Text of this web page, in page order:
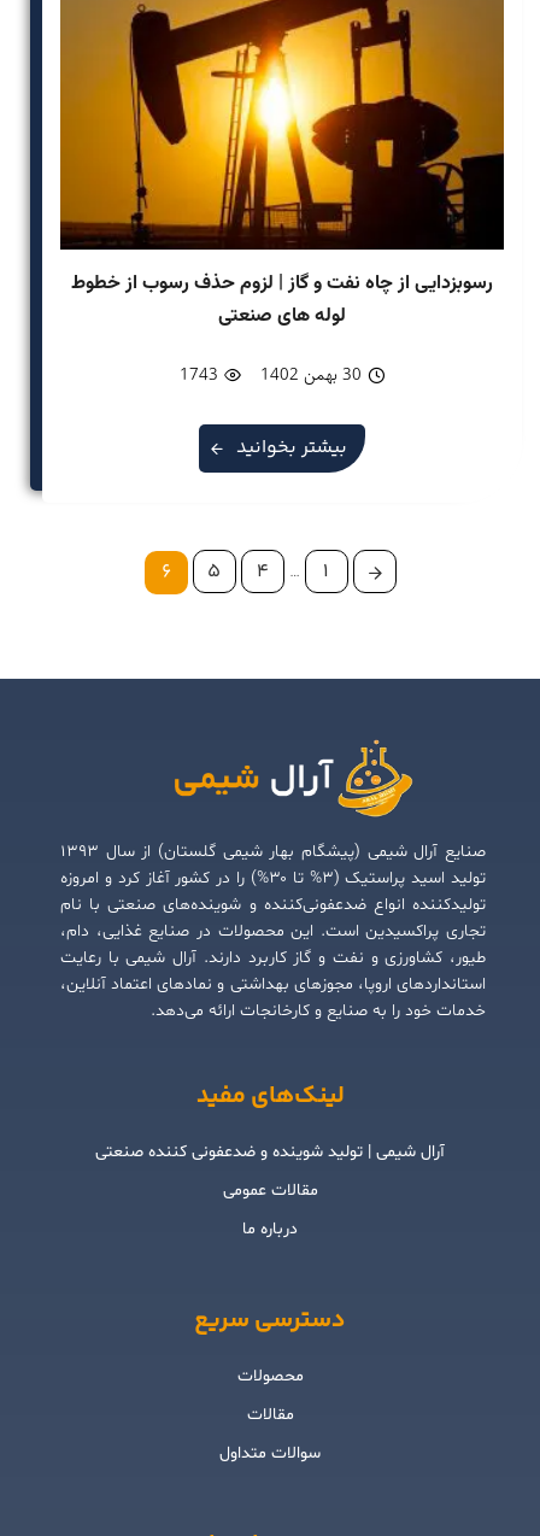
رسوبزدایی از چاه نفت و گاز | لزوم حذف رسوب از خطوط
لوله های صنعتی
30 بهمن 1402 1743
بیشتر بخوانید
1
…
4
5
6
صنایع آرال شیمی (پیشگام بهار شیمی گلستان) از سال ۱۳۹۳
تولید اسید پراستیک (۳% تا ۳۰%) را در کشور آغاز کرد و امروزه
تولیدکننده انواع ضدعفونی‌کننده و شوینده‌های صنعتی با نام
تجاری پراکسیدین است. این محصولات در صنایع غذایی، دام،
طیور، کشاورزی و نفت و گاز کاربرد دارند. آرال شیمی با رعایت
استانداردهای اروپا، مجوزهای بهداشتی و نمادهای اعتماد آنلاین،
خدمات خود را به صنایع و کارخانجات ارائه می‌دهد.
لینک‌های مفید
آرال شیمی | تولید شوینده و ضدعفونی کننده صنعتی
مقالات عمومی
درباره ما
دسترسی سریع
محصولات
مقالات
سوالات متداول